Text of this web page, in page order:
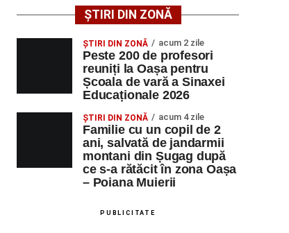
ȘTIRI DIN ZONĂ
ȘTIRI DIN ZONĂ acum 2 zile
Peste 200 de profesori
reuniți la Oașa pentru
Școala de vară a Sinaxei
Educaționale 2026
ȘTIRI DIN ZONĂ acum 4 zile
Familie cu un copil de 2
ani, salvată de jandarmii
montani din Șugag după
ce s-a rătăcit în zona Oașa
– Poiana Muierii
PUBLICITATE